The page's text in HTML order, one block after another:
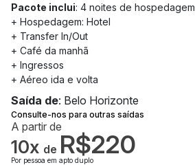
Pacote inclui: 4 noites de hospedagem
+ Hospedagem: Hotel
+ Transfer In/Out
+ Café da manhã
+ Ingressos
+ Aéreo ida e volta
Saída de: Belo Horizonte
Consulte-nos para outras saídas
A partir de
10x de R$220
Por pessoa em apto duplo